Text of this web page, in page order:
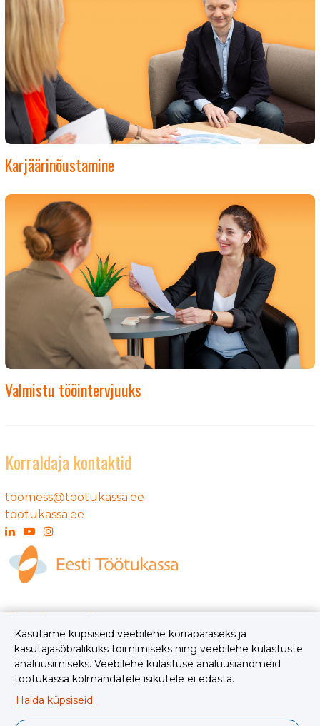
Karjäärinõustamine
Valmistu tööintervjuuks
Korraldaja kontaktid
toomess@tootukassa.ee
tootukassa.ee
Lisainformatsioon
Igapäevaselt karjäärialast infot ja ideid pakub Eesti
Töötukassa karjääriveeb minukarjäär.ee
Kasutame küpsiseid veebilehe korrapäraseks ja
kasutajasõbralikuks toimimiseks ning veebilehe külastuste
analüüsimiseks. Veebilehe külastuse analüüsiandmeid
töötukassa kolmandatele isikutele ei edasta.
Halda küpsiseid